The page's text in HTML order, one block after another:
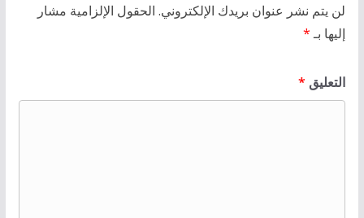
لن يتم نشر عنوان بريدك الإلكتروني. الحقول الإلزامية مشار
إليها بـ*
التعليق *